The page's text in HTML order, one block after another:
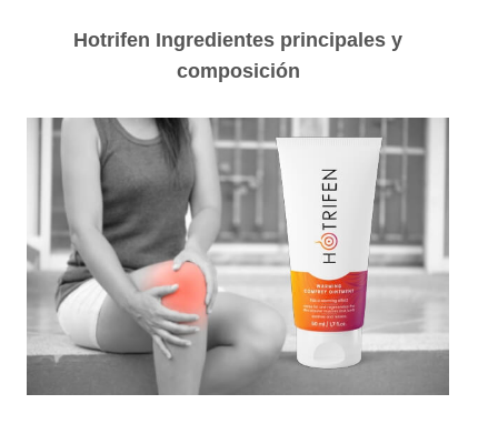
Hotrifen Ingredientes principales y
composición